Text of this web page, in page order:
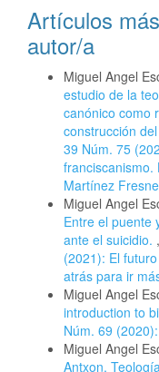
Artículos
autor/a
Miguel Angel
estudio de la
canónico como
construcción
39 Núm. 75
franciscanismo.
Martínez
Miguel Angel
Entre el puente
ante el suicidio. ,
(2021): El
atrás para ir
Miguel Angel
introduction to
Núm. 69
Miguel Angel
Antxon,